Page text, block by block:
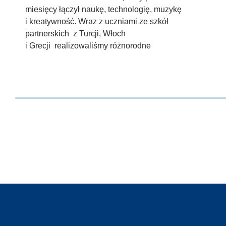
miesięcy łączył naukę, technologię, muzykę
i kreatywność. Wraz z uczniami ze szkół
partnerskich z Turcji, Włoch
i Grecji realizowaliśmy różnorodne